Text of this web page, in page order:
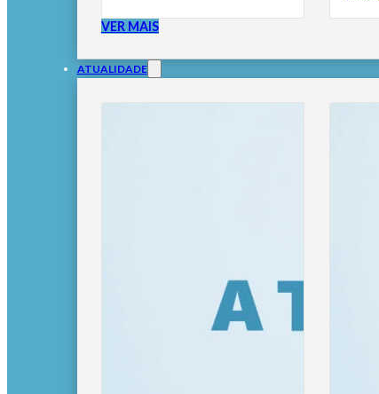
VER MAIS
ATUALIDADE